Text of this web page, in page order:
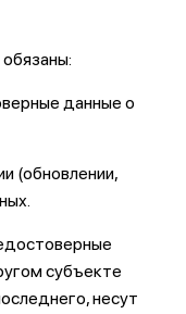
данные о
(обновлении,
субъекте
несут